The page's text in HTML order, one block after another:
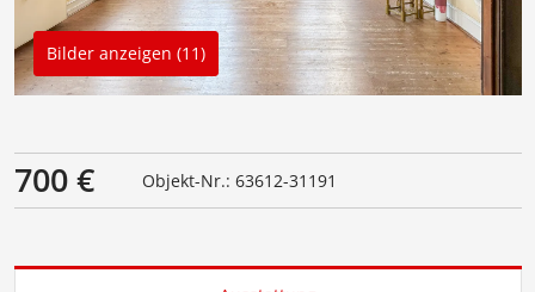
Bilder anzeigen (11)
700 € Objekt-Nr.: 63612-31191